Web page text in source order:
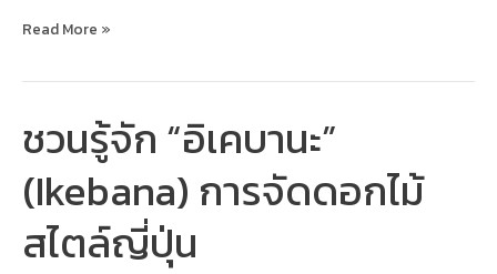
Read More »
ชวนรู้จัก “อิเคบานะ”
(Ikebana) การจัดดอกไม้
สไตล์ญี่ปุ่น
รู้จัก
“อิเค
บานะ”
(Ikebana)
การ
จัด
ดอกไม้